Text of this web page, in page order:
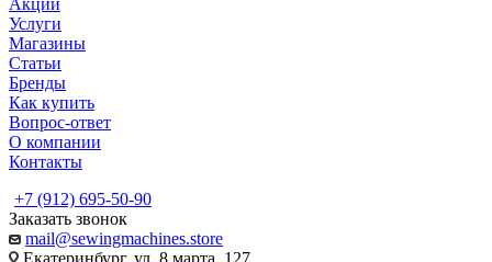
Услуги
Магазины
Статьи
Бренды
Как купить
Вопрос-ответ
О компании
Контакты
+7 (912) 695-50-90
Заказать звонок
mail@sewingmachines.store
Екатеринбург, ул. 8 марта, 127